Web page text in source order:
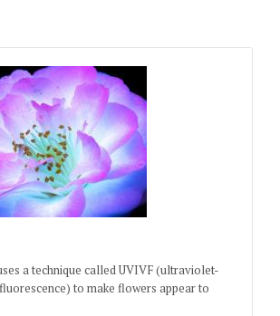
a technique called UVIVF (ultraviolet-
to make flowers appear to